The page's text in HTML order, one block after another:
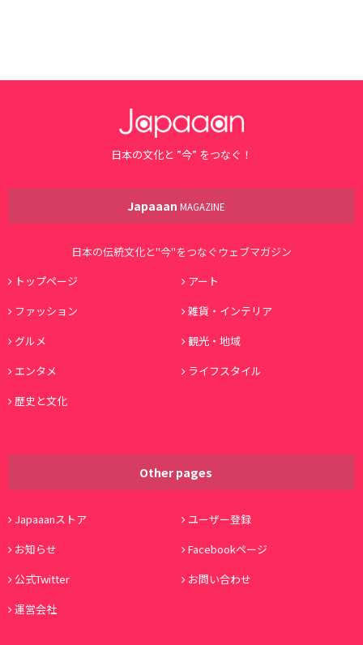
日本の文化と ”今” をつなぐ！
Japaaan MAGAZINE
日本の伝統文化と"今"をつなぐウェブマガジン
トップページ
アート
ファッション
雑貨・インテリア
グルメ
観光・地域
エンタメ
ライフスタイル
歴史と文化
Other pages
Japaaanストア
ユーザー登録
お知らせ
Facebookページ
公式Twitter
お問い合わせ
運営会社